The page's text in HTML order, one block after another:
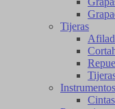
Tijeras